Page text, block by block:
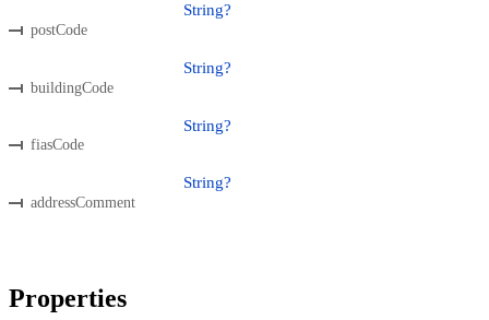
postCode
String?
buildingCode
String?
fiasCode
String?
addressComment
String?
Properties